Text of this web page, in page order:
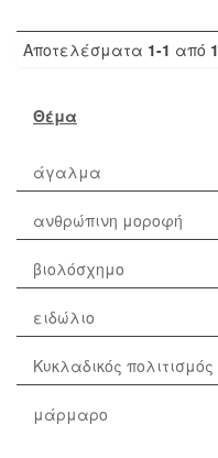
Αποτελέσματα 1-1 από 1
Θέμα
άγαλμα
ανθρώπινη μοροφή
βιολόσχημο
ειδώλιο
Κυκλαδικός πολιτισμός
μάρμαρο